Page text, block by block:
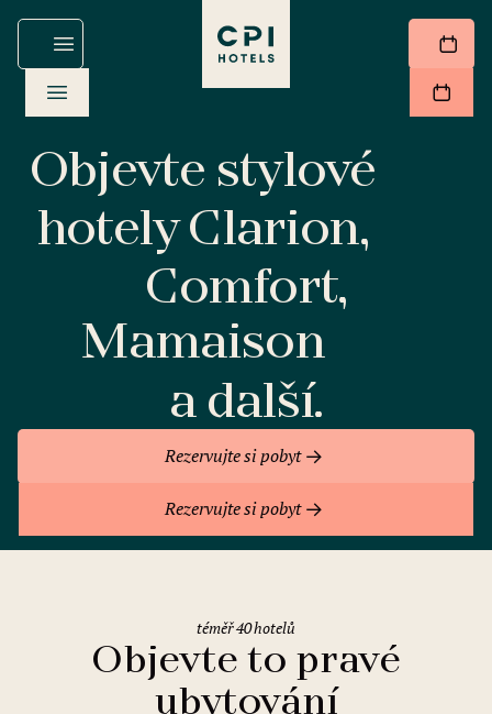
Objevte stylové
hotely Clarion,
Comfort,
Mamaison
a další.
Rezervujte si pobyt
Rezervujte si pobyt
Objevte to pravé
ubytování
téměř 40 hotelů